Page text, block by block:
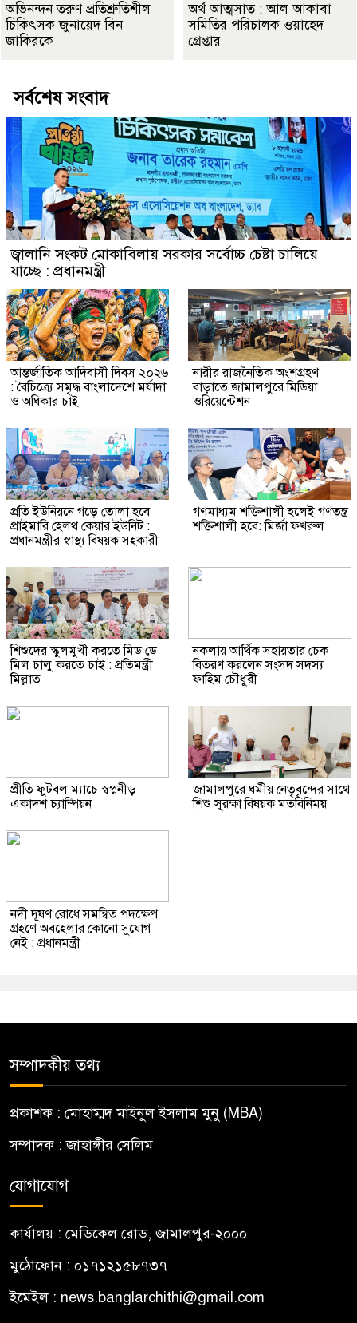
অভিনন্দন তরুণ প্রতিশ্রুতিশীল
চিকিৎসক জুনায়েদ বিন
জাকিরকে
অর্থ আত্মসাত : আল আকাবা
সমিতির পরিচালক ওয়াহেদ
গ্রেপ্তার
সর্বশেষ সংবাদ
জ্বালানি সংকট মোকাবিলায় সরকার সর্বোচ্চ চেষ্টা চালিয়ে
যাচ্ছে : প্রধানমন্ত্রী
আন্তর্জাতিক আদিবাসী দিবস ২০২৬
: বৈচিত্র্যে সমৃদ্ধ বাংলাদেশে মর্যাদা
ও অধিকার চাই
নারীর রাজনৈতিক অংশগ্রহণ
বাড়াতে জামালপুরে মিডিয়া
ওরিয়েন্টেশন
প্রতি ইউনিয়নে গড়ে তোলা হবে
প্রাইমারি হেলথ কেয়ার ইউনিট :
প্রধানমন্ত্রীর স্বাস্থ্য বিষয়ক সহকারী
গণমাধ্যম শক্তিশালী হলেই গণতন্ত্র
শক্তিশালী হবে: মির্জা ফখরুল
শিশুদের স্কুলমুখী করতে মিড ডে
মিল চালু করতে চাই : প্রতিমন্ত্রী
মিল্লাত
নকলায় আর্থিক সহায়তার চেক
বিতরণ করলেন সংসদ সদস্য
ফাহিম চৌধুরী
প্রীতি ফুটবল ম্যাচে স্বপ্ননীড়
একাদশ চ্যাম্পিয়ন
জামালপুরে ধর্মীয় নেতৃবৃন্দের সাথে
শিশু সুরক্ষা বিষয়ক মতবিনিময়
নদী দূষণ রোধে সমন্বিত পদক্ষেপ
গ্রহণে অবহেলার কোনো সুযোগ
নেই : প্রধানমন্ত্রী
সম্পাদকীয় তথ্য
প্রকাশক : মোহাম্মদ মাইনুল ইসলাম মুনু (MBA)
সম্পাদক : জাহাঙ্গীর সেলিম
যোগাযোগ
কার্যালয় : মেডিকেল রোড, জামালপুর-২০০০
মুঠোফোন : ০১৭১২১৫৮৭৩৭
ইমেইল : news.banglarchithi@gmail.com